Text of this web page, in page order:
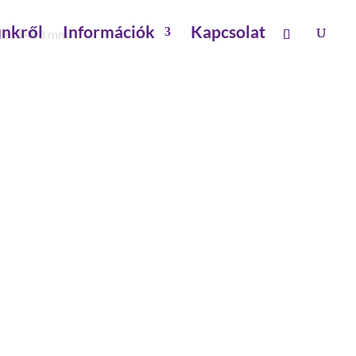
Információk Kapcsolat
408 mm